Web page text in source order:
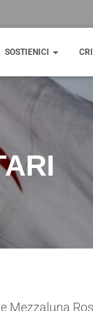
SOSTIENICI
Mezzaluna